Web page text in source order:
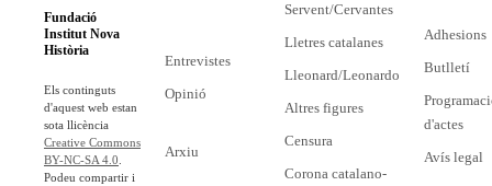
Fundació
Institut Nova
Història
Els continguts
d'aquest web estan
sota llicència
Creative Commons
BY-NC-SA 4.0
Podeu compartir i
Entrevistes
Opinió
Arxiu
Servent/Cervantes
Lletres catalanes
Lleonard/Leonardo
Altres figures
Censura
Corona catalano-
Adhesions
Butlletí
d'actes
Avís legal